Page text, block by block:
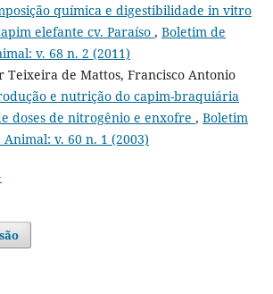
química e digestibilidade in vitro
elefante cv. Paraíso , Boletim de
v. 68 n. 2 (2011)
Teixeira de Mattos, Francisco Antonio
e nutrição do capim-braquiária
doses de nitrogênio e enxofre , Boletim
v. 60 n. 1 (2003)